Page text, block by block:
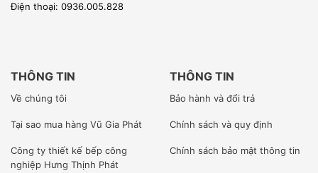
Điện thoại: 0936.005.828
THÔNG TIN
Về chúng tôi
Tại sao mua hàng Vũ Gia Phát
Công ty thiết kế bếp công
nghiệp Hưng Thịnh Phát
THÔNG TIN
Bảo hành và đổi trả
Chính sách và quy định
Chính sách bảo mật thông tin